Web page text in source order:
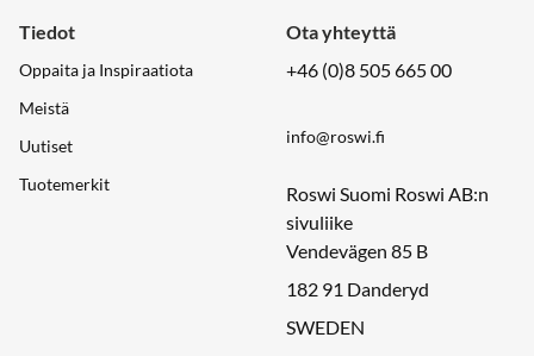
Tiedot
Oppaita ja Inspiraatiota
Meistä
Uutiset
Tuotemerkit
Ota yhteyttä
+46 (0)8 505 665 00
info@roswi.fi
Roswi Suomi Roswi AB:n
sivuliike
Vendevägen 85 B
182 91 Danderyd
SWEDEN